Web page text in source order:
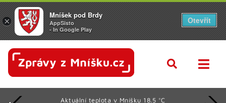
Aktuální teplota v Mníšku 18.5 °C
×
Mníšek pod Brdy
AppSisto
- In Google Play
Otevřít